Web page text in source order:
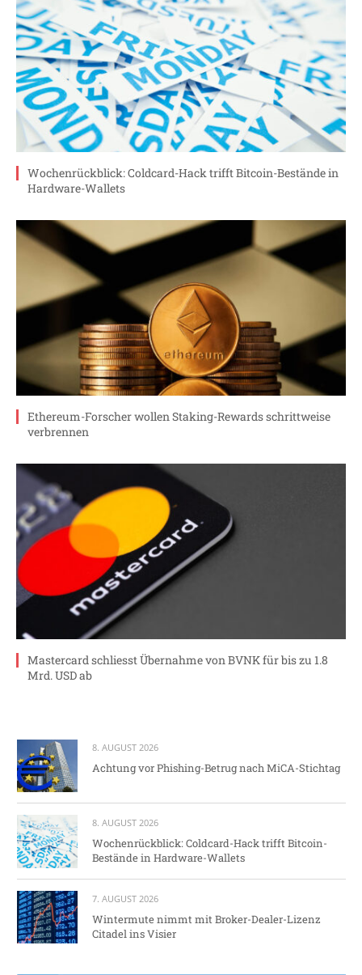
Wochenrückblick: Coldcard-Hack trifft Bitcoin-Bestände in
Hardware-Wallets
Ethereum-Forscher wollen Staking-Rewards schrittweise
verbrennen
Mastercard schliesst Übernahme von BVNK für bis zu 1.8
Mrd. USD ab
8. AUGUST 2026
Achtung vor Phishing-Betrug nach MiCA-Stichtag
8. AUGUST 2026
Wochenrückblick: Coldcard-Hack trifft Bitcoin-
Bestände in Hardware-Wallets
7. AUGUST 2026
Wintermute nimmt mit Broker-Dealer-Lizenz
Citadel ins Visier